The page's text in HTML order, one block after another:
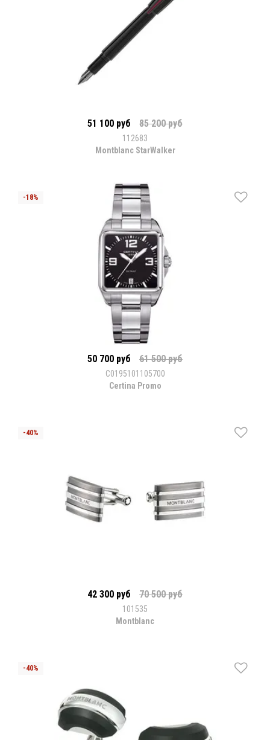
51 100 руб 85 200 руб
112683
Montblanc StarWalker
50 700 руб 61 500 руб
C0195101105700
Certina Promo
42 300 руб 70 500 руб
101535
Montblanc